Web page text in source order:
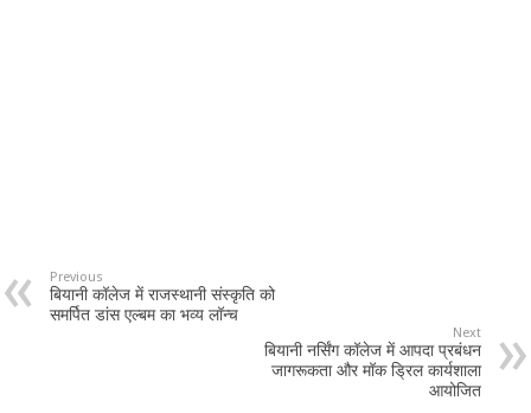
Previous
बियानी कॉलेज में राजस्थानी संस्कृति को
समर्पित डांस एल्बम का भव्य लॉन्च
Next
बियानी नर्सिंग कॉलेज में आपदा प्रबंधन
जागरूकता और मॉक ड्रिल कार्यशाला
आयोजित